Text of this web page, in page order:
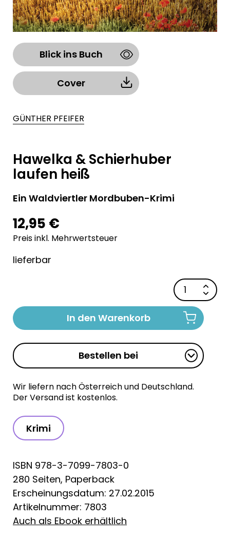
Blick ins Buch
Cover
GÜNTHER PFEIFER
Hawelka & Schierhuber
laufen heiß
Ein Waldviertler Mordbuben-Krimi
12,95 €
Preis inkl. Mehrwertsteuer
lieferbar
In den Warenkorb
Bestellen bei
Wir liefern nach Österreich und Deutschland.
Der Versand ist kostenlos.
Krimi
ISBN 978-3-7099-7803-0
280 Seiten, Paperback
Erscheinungsdatum: 27.02.2015
Artikelnummer: 7803
Auch als Ebook erhältlich